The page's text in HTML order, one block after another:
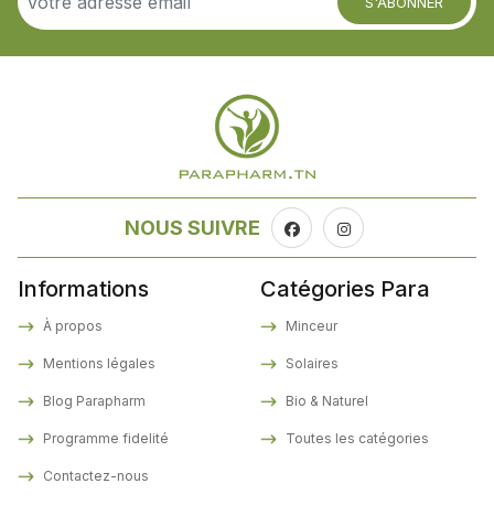
NOUS SUIVRE
Informations
À propos
Mentions légales
Blog Parapharm
Programme fidelité
Contactez-nous
Catégories Para
Minceur
Solaires
Bio & Naturel
Toutes les catégories